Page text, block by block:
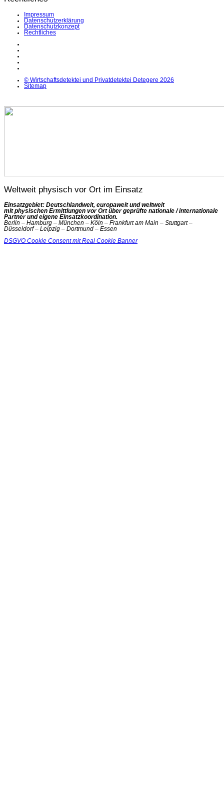
Impressum
Datenschutzerklärung
Datenschutzkonzept
Rechtliches
© Wirtschaftsdetektei und Privatdetektei Detegere 2026
Sitemap
Weltweit physisch vor Ort im Einsatz
Einsatzgebiet: Deutschlandweit, europaweit und weltweit
mit physischen Ermittlungen vor Ort über geprüfte nationale / internationale
Partner und eigene Einsatzkoordination.
Berlin – Hamburg – München – Köln – Frankfurt am Main – Stuttgart –
Düsseldorf – Leipzig – Dortmund – Essen
DSGVO Cookie Consent mit Real Cookie Banner